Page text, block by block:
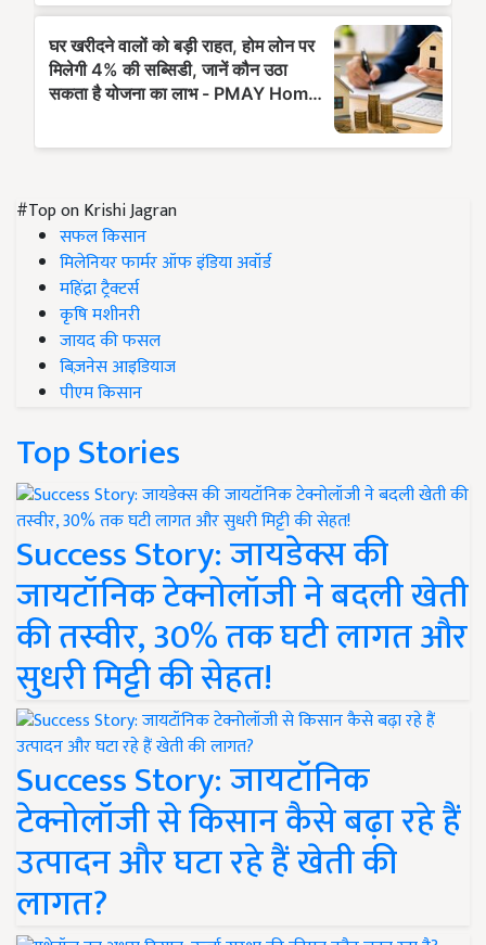
#Top on Krishi Jagran
सफल किसान
मिलेनियर फार्मर ऑफ इंडिया अवॉर्ड
महिंद्रा ट्रैक्टर्स
कृषि मशीनरी
जायद की फसल
बिज़नेस आइडियाज
पीएम किसान
Top Stories
Success Story: जायडेक्स की
जायटॉनिक टेक्नोलॉजी ने बदली खेती
की तस्वीर, 30% तक घटी लागत और
सुधरी मिट्टी की सेहत!
Success Story: जायटॉनिक
टेक्नोलॉजी से किसान कैसे बढ़ा रहे हैं
उत्पादन और घटा रहे हैं खेती की
लागत?